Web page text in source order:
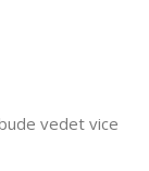
vedet vice